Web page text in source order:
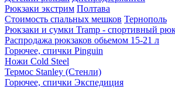
Рюкзаки экстрим Полтава
Стоимость спальных мешков Тернополь
Рюкзаки и сумки Tramp - спортивный
Распродажа рюкзаков обьемом 15-21 л
Горючее, спички Pinguin
Ножи Cold Steel
Термос Stanley (Стенли)
Горючее, спички Экспедиция